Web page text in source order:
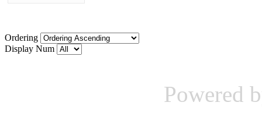
Ordering
Display Num
Powered